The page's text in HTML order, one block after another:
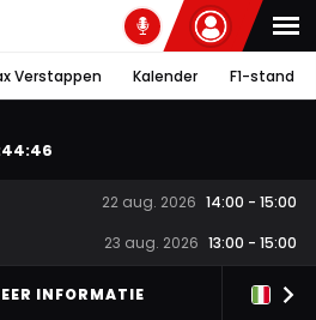
Verstappen Kalender F1-stand
44:46
22 aug. 2026 14:00 - 15:00
23 aug. 2026 13:00 - 15:00
INFORMATIE